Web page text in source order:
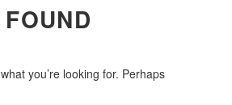
FOUND
you’re looking for. Perhaps